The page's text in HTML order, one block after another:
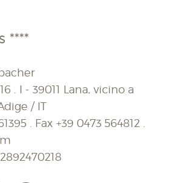
****
. I - 39011 Lana, vicino a
/ IT
. Fax +39 0473 564812 .